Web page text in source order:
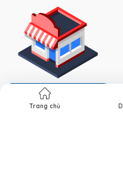
Địa chỉ cửa hàng
Trang chủ